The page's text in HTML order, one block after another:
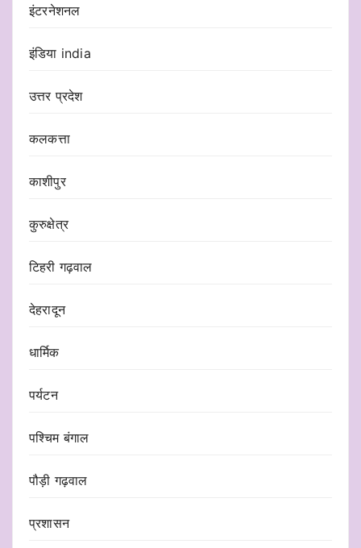
इंटरनेशनल
इंडिया india
उत्तर प्रदेश
कलकत्ता
काशीपुर
कुरुक्षेत्र
टिहरी गढ़वाल
देहरादून
धार्मिक
पर्यटन
पश्चिम बंगाल
पौड़ी गढ़वाल
प्रशासन